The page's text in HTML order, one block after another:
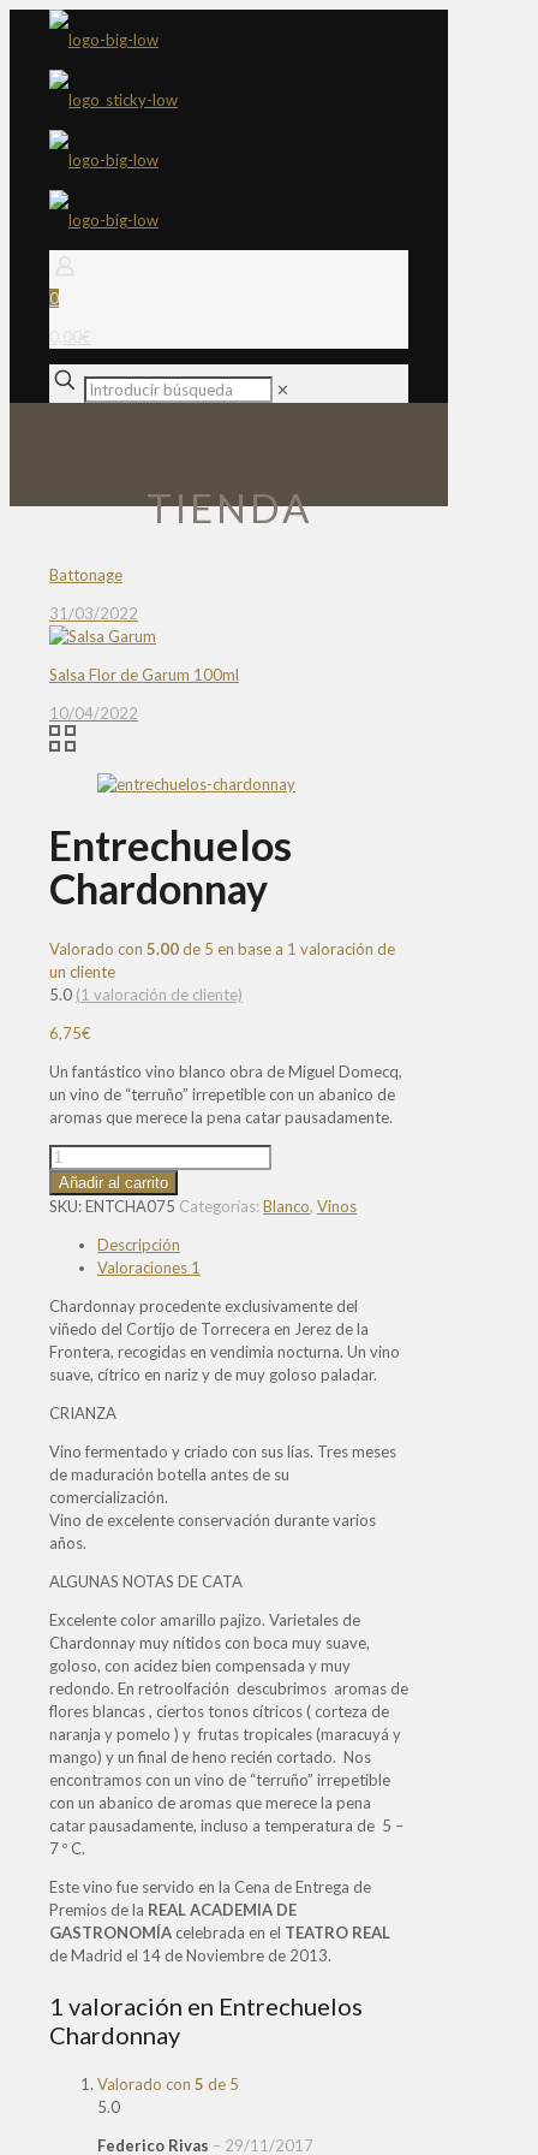
0
0,00€
✕
TIENDA
Battonage
31/03/2022
Salsa Flor de Garum 100ml
10/04/2022
Entrechuelos
Chardonnay
Valorado con 5.00de 5 en base a 1 valoración de
un cliente
5.0 (1 valoración de cliente)
6,75€
Un fantástico vino blanco obra de Miguel Domecq,
un vino de “terruño” irrepetible con un abanico de
aromas que merece la pena catar pausadamente.
Entrechuelos
Chardonnay
cantidad
Añadir al carrito
SKU:ENTCHA075 Categorías: Blanco, Vinos
Descripción
Valoraciones 1
Chardonnay procedente exclusivamente del
viñedo del Cortijo de Torrecera en Jerez de la
Frontera, recogidas en vendimia nocturna. Un vino
suave, cítrico en nariz y de muy goloso paladar.
CRIANZA
Vino fermentado y criado con sus lías. Tres meses
de maduración botella antes de su
comercialización.
Vino de excelente conservación durante varios
años.
ALGUNAS NOTAS DE CATA
Excelente color amarillo pajizo. Varietales de
Chardonnay muy nítidos con boca muy suave,
goloso, con acidez bien compensada y muy
redondo. En retroolfación descubrimos aromas de
flores blancas , ciertos tonos cítricos ( corteza de
naranja y pomelo ) y frutas tropicales (maracuyá y
mango) y un final de heno recién cortado. Nos
encontramos con un vino de “terruño” irrepetible
con un abanico de aromas que merece la pena
catar pausadamente, incluso a temperatura de 5 –
7 º C.
Este vino fue servido en la Cena de Entrega de
Premios de la REAL ACADEMIA DE
GASTRONOMÍA celebrada en el TEATRO REAL
de Madrid el 14 de Noviembre de 2013.
1 valoración en Entrechuelos
Chardonnay
Valorado con 5 de 5
5.0
Federico Rivas – 29/11/2017